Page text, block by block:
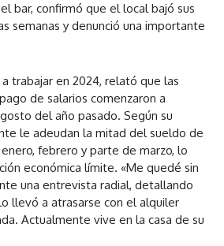
bar, confirmó que el local bajó sus
semanas y denunció una importante
trabajar en 2024, relató que las
de salarios comenzaron a
del año pasado. Según su
le adeudan la mitad del sueldo de
febrero y parte de marzo, lo
económica límite. «Me quedé sin
una entrevista radial, detallando
llevó a atrasarse con el alquiler
Actualmente vive en la casa de su